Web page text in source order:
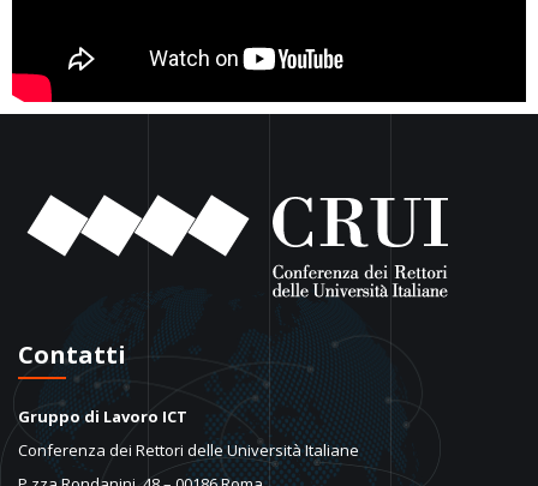
Contatti
Gruppo di Lavoro ICT
Conferenza dei Rettori delle Università Italiane